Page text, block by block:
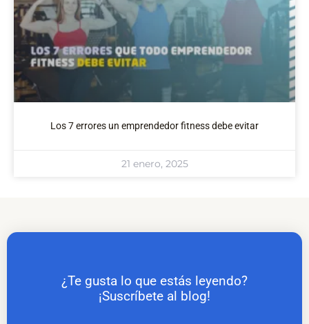
Los 7 errores un emprendedor fitness debe evitar
21 enero, 2025
¿Te gusta lo que estás leyendo?
¡Suscríbete al blog!